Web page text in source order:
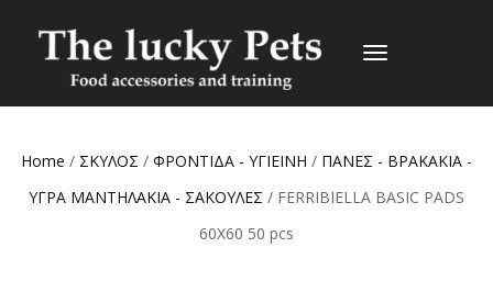
TOGGLE
Home / ΣΚΥΛΟΣ / ΦΡΟΝΤΙΔΑ - ΥΓΙΕΙΝΗ / ΠΑΝΕΣ - ΒΡΑΚΑΚΙΑ -
ΥΓΡΑ ΜΑΝΤΗΛΑΚΙΑ - ΣΑΚΟΥΛΕΣ / FERRIBIELLA BASIC PADS
60X60 50 pcs